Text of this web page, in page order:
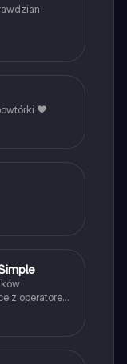
❤️
z operatorem